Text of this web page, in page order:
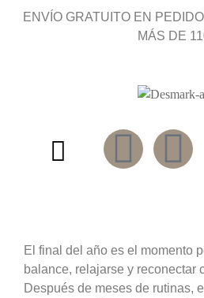
ENVÍO GRATUITO EN
MÁS DE
El final del año es el momento
balance, relajarse y reconectar
Después de meses de rutinas,